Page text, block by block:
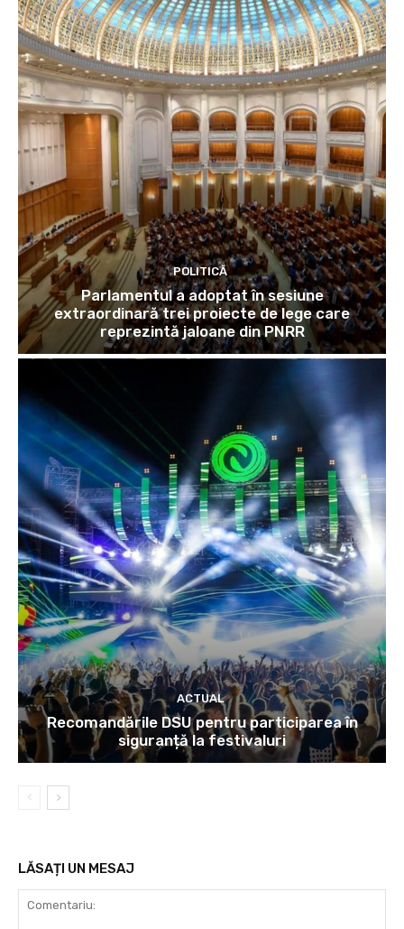
POLITICĂ
Parlamentul a adoptat în sesiune
extraordinară trei proiecte de lege care
reprezintă jaloane din PNRR
ACTUAL
Recomandările DSU pentru participarea în
siguranță la festivaluri
LĂSAȚI UN MESAJ